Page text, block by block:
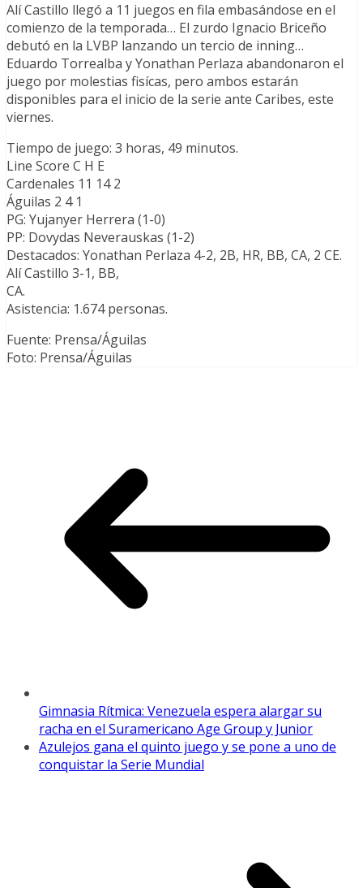
Alí Castillo llegó a 11 juegos en fila embasándose en el
comienzo de la temporada… El zurdo Ignacio Briceño
debutó en la LVBP lanzando un tercio de inning…
Eduardo Torrealba y Yonathan Perlaza abandonaron el
juego por molestias fisícas, pero ambos estarán
disponibles para el inicio de la serie ante Caribes, este
viernes.
Tiempo de juego: 3 horas, 49 minutos.
Line Score C H E
Cardenales 11 14 2
Águilas 2 4 1
PG: Yujanyer Herrera (1-0)
PP: Dovydas Neverauskas (1-2)
Destacados: Yonathan Perlaza 4-2, 2B, HR, BB, CA, 2 CE.
Alí Castillo 3-1, BB,
CA.
Asistencia: 1.674 personas.
Fuente: Prensa/Águilas
Foto: Prensa/Águilas
Gimnasia Rítmica: Venezuela espera alargar su
racha en el Suramericano Age Group y Junior
Azulejos gana el quinto juego y se pone a uno de
conquistar la Serie Mundial